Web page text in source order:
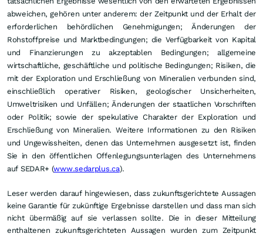
abweichen, gehören unter anderem: der Zeitpunkt und der Erhalt der
erforderlichen behördlichen Genehmigungen; Änderungen der
Rohstoffpreise und Marktbedingungen; die Verfügbarkeit von Kapital
und Finanzierungen zu akzeptablen Bedingungen; allgemeine
wirtschaftliche, geschäftliche und politische Bedingungen; Risiken, die
mit der Exploration und Erschließung von Mineralien verbunden sind,
einschließlich operativer Risiken, geologischer Unsicherheiten,
Umweltrisiken und Unfällen; Änderungen der staatlichen Vorschriften
oder Politik; sowie der spekulative Charakter der Exploration und
Erschließung von Mineralien. Weitere Informationen zu den Risiken
und Ungewissheiten, denen das Unternehmen ausgesetzt ist, finden
Sie in den öffentlichen Offenlegungsunterlagen des Unternehmens
auf SEDAR+ (www.sedarplus.ca).
Leser werden darauf hingewiesen, dass zukunftsgerichtete Aussagen
keine Garantie für zukünftige Ergebnisse darstellen und dass man sich
nicht übermäßig auf sie verlassen sollte. Die in dieser Mitteilung
enthaltenen zukunftsgerichteten Aussagen wurden zum Zeitpunkt